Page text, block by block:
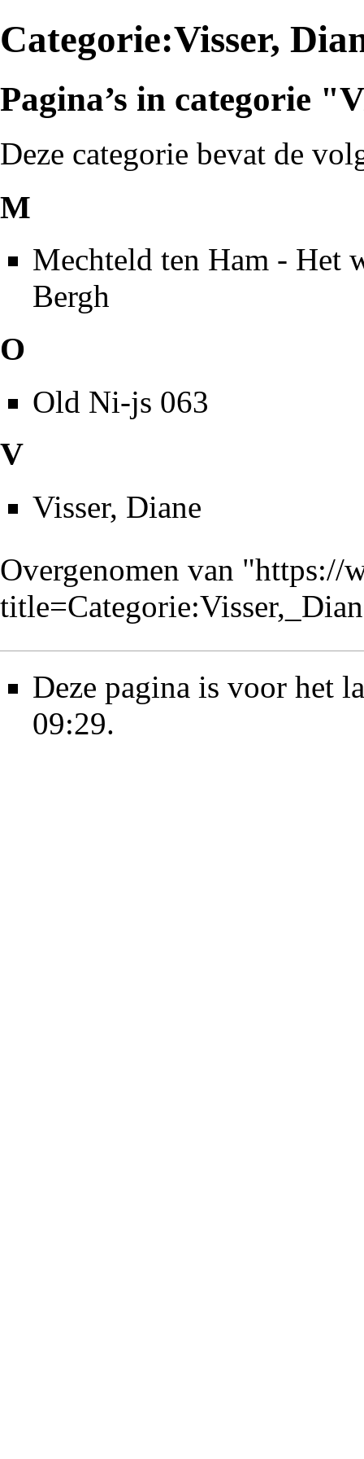
Categorie:Visser,
Pagina’s in categorie
Deze categorie bevat de
M
Mechteld ten Ham - Het
Bergh
O
Old Ni-js 063
V
Visser, Diane
Overgenomen van "https://
Deze pagina is voor het
09:29.